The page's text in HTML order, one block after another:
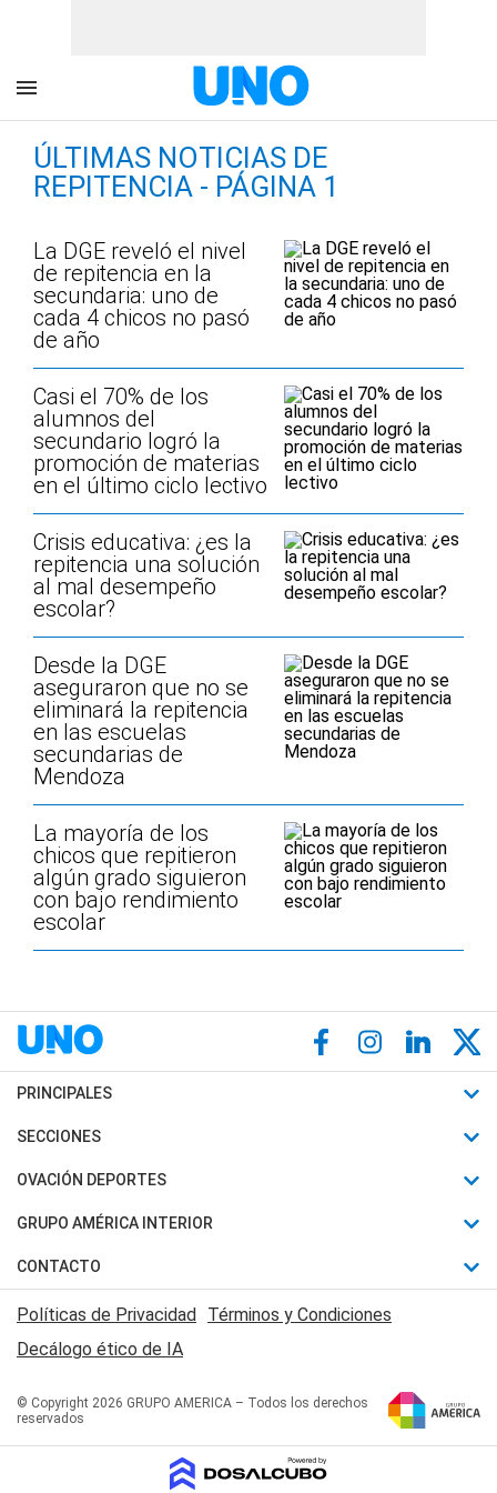
ÚLTIMAS NOTICIAS DE
REPITENCIA - PÁGINA 1
La DGE reveló el nivel
de repitencia en la
secundaria: uno de
cada 4 chicos no pasó
de año
Casi el 70% de los
alumnos del
secundario logró la
promoción de materias
en el último ciclo lectivo
Crisis educativa: ¿es la
repitencia una solución
al mal desempeño
escolar?
Desde la DGE
aseguraron que no se
eliminará la repitencia
en las escuelas
secundarias de
Mendoza
La mayoría de los
chicos que repitieron
algún grado siguieron
con bajo rendimiento
escolar
PRINCIPALES
Últimas Noticias
Política
Judiciales
Economia
SECCIONES
Horóscopo
Motores
Trucos caseros
Series y Películas
Edictos y Solicitadas
OVACIÓN DEPORTES
Fútbol
Mundial
Automovilismo
Rugby
Básquet
GRUPO AMÉRICA INTERIOR
Canal 7 en Vivo
San Juan 8
CONTACTO
Acerca de Nosotros
Contactanos
Políticas de Privacidad Términos y Condiciones
Decálogo ético de IA
© Copyright 2026 GRUPO AMERICA – Todos los derechos
reservados